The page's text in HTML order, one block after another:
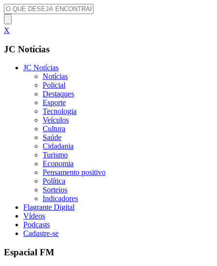
X
JC Notícias
JC Notícias
Notícias
Policial
Destaques
Esporte
Tecnologia
Veículos
Cultura
Saúde
Cidadania
Turismo
Economia
Pensamento positivo
Política
Sorteios
Indicadores
Flagrante Digital
Vídeos
Podcasts
Cadastre-se
Espacial FM